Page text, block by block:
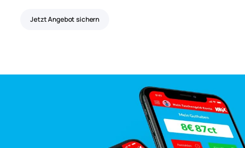
Jetzt Angebot sichern